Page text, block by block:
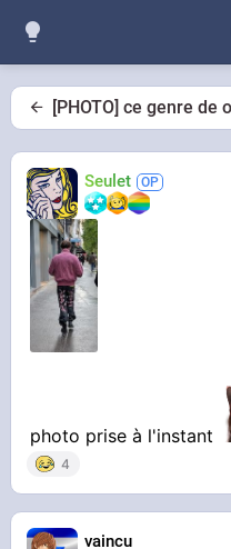
[PHOTO] ce genre de
Seulet
photo prise à l'instant
4
vaincu